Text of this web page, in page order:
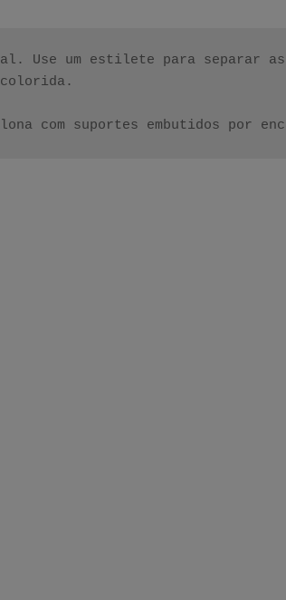
Use um estilete para separar
com suportes embutidos por